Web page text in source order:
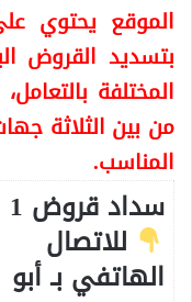
بتسديد القروض
المختلفة
من بين الثلاثة
المناسب.
سداد قروض 1
للاتصال
الهاتفي بـ أبو